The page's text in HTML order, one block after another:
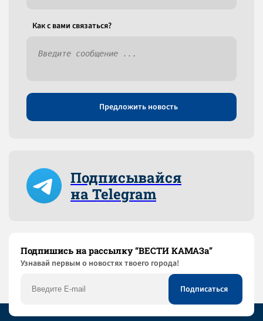
Как c вами связаться?
Предложить новость
Подписывайся
на Telegram
Подпишись на рассылку “ВЕСТИ КАМАЗа”
Узнaвай первым о новостях твоего города!